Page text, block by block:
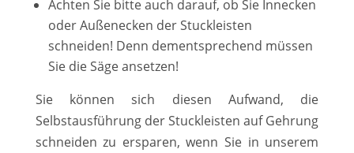
Achten Sie bitte auch darauf, ob Sie Innecken
oder Außenecken der Stuckleisten
schneiden! Denn dementsprechend müssen
Sie die Säge ansetzen!
Sie können sich diesen Aufwand, die
Selbstausführung der Stuckleisten auf Gehrung
schneiden zu ersparen, wenn Sie in unserem